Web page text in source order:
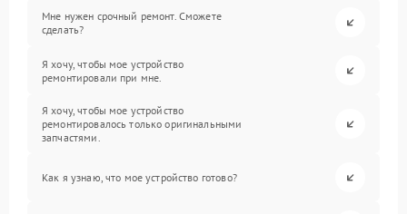
Мне нужен срочный ремонт. Сможете
сделать?
Я хочу, чтобы мое устройство
ремонтировали при мне.
Я хочу, чтобы мое устройство
ремонтировалось только оригинальными
запчастями.
Как я узнаю, что мое устройство готово?